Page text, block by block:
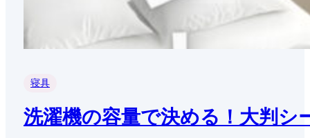
寝具
洗濯機の容量で決める！大判シ